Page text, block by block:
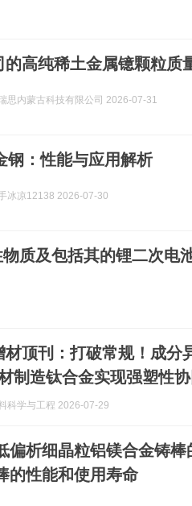
的高纯稀土金属镱颗粒质
思内蒙古科技有限公司 2026-07-31
钢：性能与应用解析
冰凉12138 2026-07-30
质及包括其的锂二次电
材顶刊：打破常规！成分
制造钛合金实现强塑性
科学与工程 2026-07-29
偏析细晶粒铝镁合金铸棒
的性能和使用寿命